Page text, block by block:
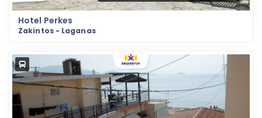
Hotel Perkes
Zakintos - Laganas